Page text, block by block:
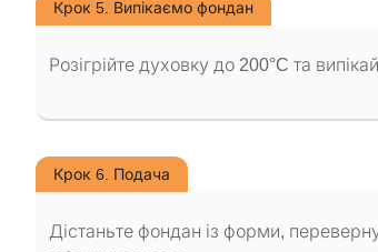
Крок 5. Випікаємо фондан
Розігрійте духовку до 200°C та
Крок 6. Подача
Дістаньте фондан із форми,